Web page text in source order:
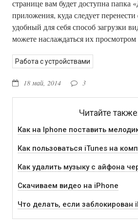
странице вам будет доступна папка
приложения, куда следует
удобный для себя способ загрузки
можете наслаждаться их просмотром
Работа с устройствами
18 май, 2014 3
Читайте
Как на Iphone поставить
Как пользоваться iTunes на
Как удалить музыку с айфона
Скачиваем видео на iPhone
Что делать, если заблокирован